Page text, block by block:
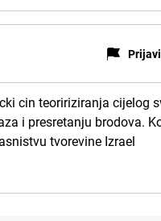
Prijavi
cin teoririziranja cijelog
i presretanju brodova.
tvorevine Izrael